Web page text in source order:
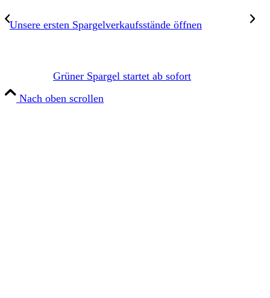
Unsere ersten Spargelverkaufsstände öffnen
Grüner Spargel startet ab sofort
Nach oben scrollen